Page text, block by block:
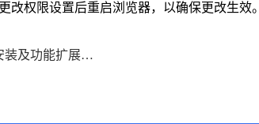
改权限设置后重启浏览器，以确保更改生效。
上一篇: 谷歌浏览器下载安装及功能扩展优化操作技巧